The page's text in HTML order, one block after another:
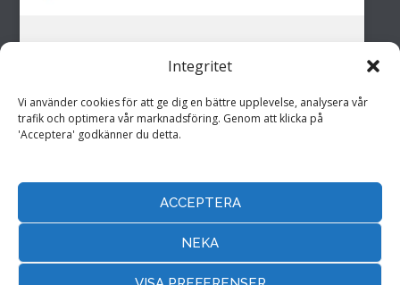
Integritet
Vi använder cookies för att ge dig en bättre upplevelse, analysera vår
trafik och optimera vår marknadsföring. Genom att klicka på
'Acceptera' godkänner du detta.
ACCEPTERA
NEKA
cookies och aktivera detta innehåll
Hemsida drivs avAnnonspartner Sverige AB